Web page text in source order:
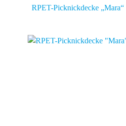
RPET-Picknickdecke „Mara“